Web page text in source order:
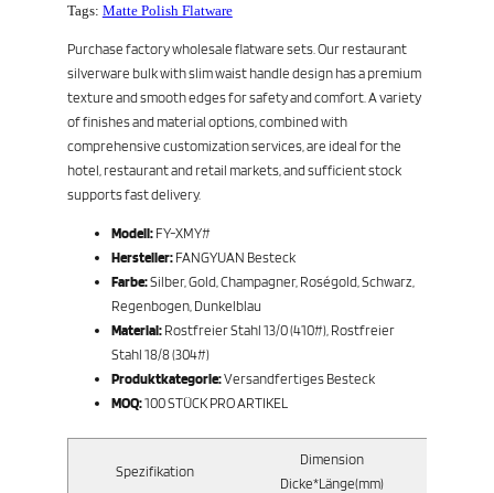
Tags: Matte Polish Flatware
Purchase factory wholesale flatware sets. Our restaurant
silverware bulk with slim waist handle design has a premium
texture and smooth edges for safety and comfort. A variety
of finishes and material options, combined with
comprehensive customization services, are ideal for the
hotel, restaurant and retail markets, and sufficient stock
supports fast delivery.
Modell:FY-XMY#
Hersteller:FANGYUAN Besteck
Farbe:Silber, Gold, Champagner, Roségold, Schwarz,
Regenbogen, Dunkelblau
Material:Rostfreier Stahl 13/0 (410#), Rostfreier
Stahl 18/8 (304#)
Produktkategorie:Versandfertiges Besteck
MOQ:100 STÜCK PRO ARTIKEL
Spezifikation
Dimension
Dicke*Länge(mm)